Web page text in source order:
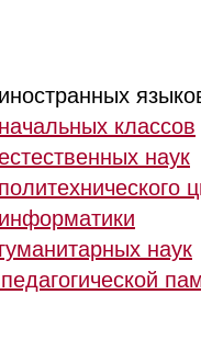
классов
наук
наук